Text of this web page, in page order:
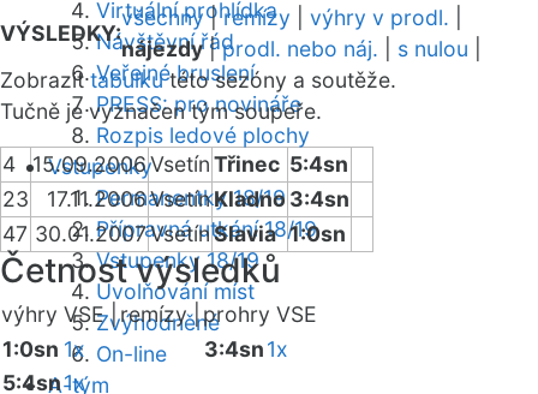
Virtuální prohlídka
Návštěvní řád
Veřejné bruslení
PRESS: pro novináře
Rozpis ledové plochy
Vstupenky
Permanentky 18/19
Přípravná utkání 18/19
Vstupenky 18/19
Uvolňování míst
Zvýhodněné
On-line
A-tým
VÝSLEDKY:
všechny|remízy výhry v prodl.
nájezdy|prodl. nebo náj. s nulou
Zobrazittabulkutéto sezóny a soutěže.
Tučně je vyznačen tým soupeře.
4 15.09.2006VsetínTřinec 5:4sn
23
17.11.2006VsetínKladno 3:4sn
47 30.01.2007VsetínSlavia 1:0sn
Četnost výsledků
výhry VSE | remízy |prohry VSE
1:0sn 1x
5:4sn1x
3:4sn1x